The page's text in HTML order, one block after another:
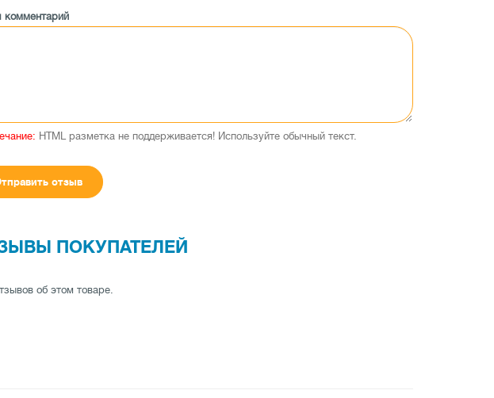
комментарий
HTML разметка не поддерживается! Используйте обычный текст.
отзыв
ПОКУПАТЕЛЕЙ
об этом товаре.